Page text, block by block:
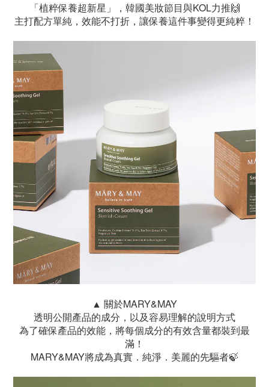
「植粹保養超新星」，韓國美妝節目與KOL力推🙌
主打配方單純，效能不打折，讓保養這件事變得更純粹！
▲ 關於MARY&MAY
透明公開產品的成分，以及容易理解的說明方式
為了確保產品的效能，將每個成分的有效含量都裝到最
滿！
MARY&MAY將成為真實．純淨．美麗的先驅者🍃